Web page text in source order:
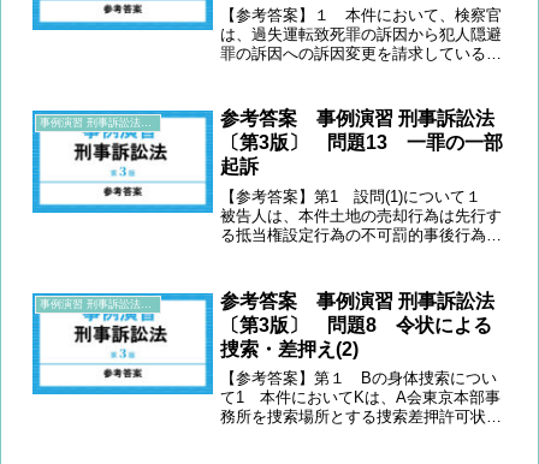
【参考答案】１ 本件において、検察官
は、過失運転致死罪の訴因から犯人隠避
罪の訴因への訴因変更を請求している。
きは、公訴事実の同一性を害しない限度
において、……訴因」...
参考答案 事例演習 刑事訴訟法
〔第3版〕 問題13 一罪の一部
起訴
【参考答案】第1 設問(1)について１
被告人は、本件土地の売却行為は先行す
る抵当権設定行為の不可罰的事後行為で
罪が成立する場合においても、後行の売
却行為について横領罪の...
参考答案 事例演習 刑事訴訟法
〔第3版〕 問題8 令状による
捜索・差押え(2)
【参考答案】第１ Bの身体捜索につい
て1 本件においてKは、A会東京本部事
務所を捜索場所とする捜索差押許可状